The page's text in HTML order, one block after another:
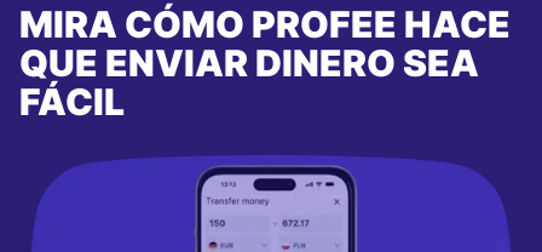
MIRA CÓMO PROFEE HACE
QUE ENVIAR DINERO SEA
FÁCIL